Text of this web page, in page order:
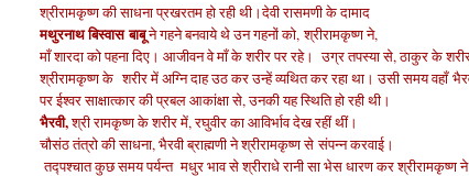
श्रीरामकृष्ण की साधना प्रखरतम हो रही थी।देवी रासमणी के दामाद
मथुरनाथ बिस्वासबाबूने गहने बनवाये थे उन गहनों को,श्रीरामकृष्ण ने,
माँ शारदा को पहना दिए। आजीवन वे माँ के शरीर पर रहे। उग्र तपस्या से, ठाकुर के
श्रीरामकृष्ण के शरीर में अग्नि दाह उठ कर उन्हें व्यथित कर रहा था। उसी समय वहाँ
पर ईश्वर साक्षात्कार की प्रबल आकांक्षा से, उनकी यह स्थिति हो रही थी।
भैरवी,श्री रामकृष्ण के शरीर में, रघुवीर का आविर्भाव देख रहीं थीं।
चौसंठ तंत्रो की साधना, भैरवी ब्राह्मणी ने श्रीरामकृष्ण से संपन्न करवाई।
तद्पश्चात कुछ समय पर्यन्त मधुर भाव से श्रीराधे रानी सा भेस धारण कर श्रीरामकृष्ण